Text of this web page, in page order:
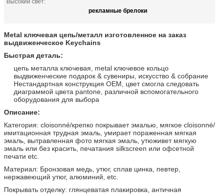
Высокий свет:
рекламные брелоки
Metal ключевая цепь/металл изготовленное на заказ
выдвиженческое Keychains
Быстрая деталь:
цепь металла ключевая, metal ключевое кольцо
выдвиженческие подарок & сувениры, искусство & собрание
Нестандартная конструкция OEM, цвет смогла следовать
диаграммой цвета pantone, различной вспомогательного
оборудования для выбора
Описание:
Категория: cloisonné/крепко покрывает эмалью, мягкое cloisonné/
имитационная трудная эмаль, умирает пораженная мягкая
эмаль, вытравленная фото мягкая эмаль, утюживет мягкую
эмаль или без красить, печатания silkscreen или офсетной
печати etc.
Материал: Бронзовая медь, утюг, сплав цинка, певтер,
нержавеющий утюг, алюминий, etc.
Покрывать отделку: глянцеватая плакировка, античная